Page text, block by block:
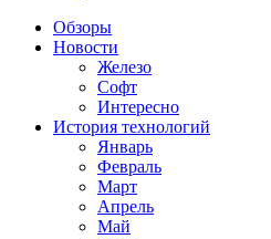
Обзоры
Новости
Железо
Софт
Интересно
История технологий
Январь
Февраль
Март
Апрель
Май